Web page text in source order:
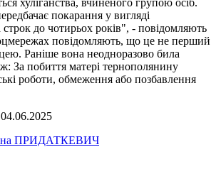
покарання у вигляді
строк до чотирьох років", - повідомляють
повідомляють, що це не перший
Раніше вона неодноразово била
За побиття матері тернополянину
роботи, обмеження або позбавлення
04.06.2025